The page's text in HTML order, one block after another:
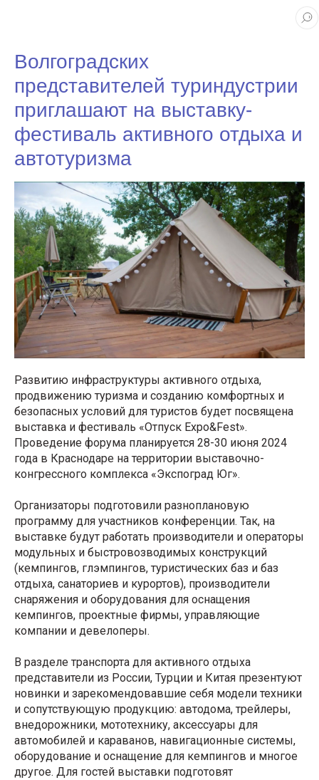
Волгоградских
представителей туриндустрии
приглашают на выставку-
фестиваль активного отдыха и
автотуризма
Развитию инфраструктуры активного отдыха,
продвижению туризма и созданию комфортных и
безопасных условий для туристов будет посвящена
выставка и фестиваль «Отпуск Expo&Fest».
Проведение форума планируется 28-30 июня 2024
года в Краснодаре на территории выставочно-
конгрессного комплекса «Экспоград Юг».
Организаторы подготовили разноплановую
программу для участников конференции. Так, на
выставке будут работать производители и операторы
модульных и быстровозводимых конструкций
(кемпингов, глэмпингов, туристических баз и баз
отдыха, санаториев и курортов), производители
снаряжения и оборудования для оснащения
кемпингов, проектные фирмы, управляющие
компании и девелоперы.
В разделе транспорта для активного отдыха
представители из России, Турции и Китая презентуют
новинки и зарекомендовавшие себя модели техники
и сопутствующую продукцию: автодома, трейлеры,
внедорожники, мототехнику, аксессуары для
автомобилей и караванов, навигационные системы,
оборудование и оснащение для кемпингов и многое
другое. Для гостей выставки подготовят